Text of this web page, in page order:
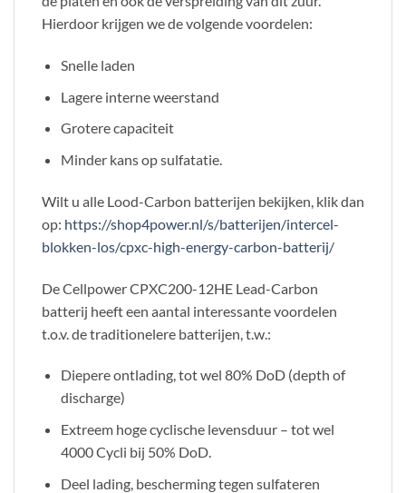
Hierdoor krijgen we de volgende voordelen:
Snelle laden
Lagere interne weerstand
Grotere capaciteit
Minder kans op sulfatatie.
Wilt u alle Lood-Carbon batterijen bekijken, klik dan
op: https://shop4power.nl/s/batterijen/intercel-
blokken-los/cpxc-high-energy-carbon-batterij/
De Cellpower CPXC200-12HE Lead-Carbon
batterij heeft een aantal interessante voordelen
t.o.v. de traditionelere batterijen, t.w.:
Diepere ontlading, tot wel 80% DoD (depth of
discharge)
Extreem hoge cyclische levensduur – tot wel
4000 Cycli bij 50% DoD.
Deel lading, bescherming tegen sulfateren